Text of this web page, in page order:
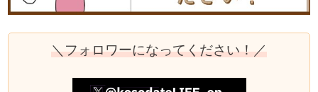
＼フォロワーになってください！／